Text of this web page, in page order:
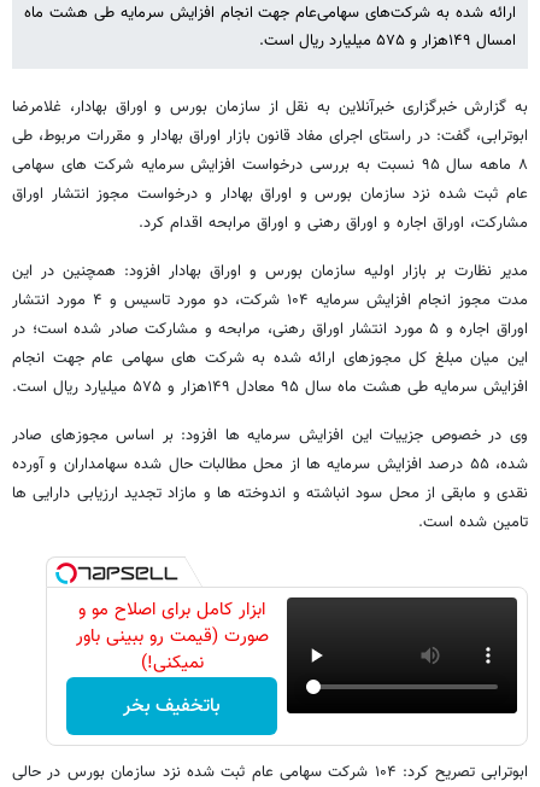
ارائه شده به شرکت‌های سهامی‌عام جهت انجام افزایش سرمایه طی هشت ماه
امسال ۱۴۹هزار و ۵۷۵ میلیارد ریال است.
به گزارش خبرگزاری خبرآنلاین به نقل از سازمان بورس و اوراق بهادار، غلامرضا
ابوترابی، گفت: در راستای اجرای مفاد قانون بازار اوراق بهادار و مقررات مربوط، طی
۸ ماهه سال ۹۵ نسبت به بررسی درخواست افزایش سرمایه شرکت های سهامی
عام ثبت شده نزد سازمان بورس و اوراق بهادار و درخواست مجوز انتشار اوراق
مشارکت، اوراق اجاره و اوراق رهنی و اوراق مرابحه اقدام کرد.
مدیر نظارت بر بازار اولیه سازمان بورس و اوراق بهادار افزود: همچنین در این
مدت مجوز انجام افزایش سرمایه ۱۰۴ شرکت، دو مورد تاسیس و ۴ مورد انتشار
اوراق اجاره و ۵ مورد انتشار اوراق رهنی، مرابحه و مشارکت صادر شده است؛ در
این میان مبلغ کل مجوزهای ارائه شده به شرکت های سهامی عام جهت انجام
افزایش سرمایه طی هشت ماه سال ۹۵ معادل ۱۴۹هزار و ۵۷۵ میلیارد ریال است.
وی در خصوص جزییات این افزایش سرمایه ها افزود: بر اساس مجوزهای صادر
شده، ۵۵ درصد افزایش سرمایه ها از محل مطالبات حال شده سهامداران و آورده
نقدی و مابقی از محل سود انباشته و اندوخته ها و مازاد تجدید ارزیابی دارایی ها
تامین شده است.
ابزار کامل برای اصلاح مو و
صورت (قیمت رو ببینی باور
نمیکنی!)
باتخفیف بخر
ابوترابی تصریح کرد: ۱۰۴ شرکت سهامی عام ثبت شده نزد سازمان بورس در حالی